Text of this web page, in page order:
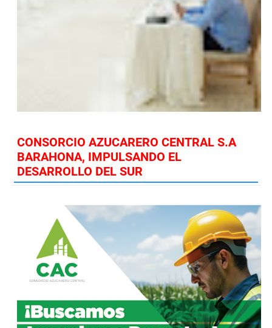
CONSORCIO AZUCARERO CENTRAL S.A
BARAHONA, IMPULSANDO EL
DESARROLLO DEL SUR